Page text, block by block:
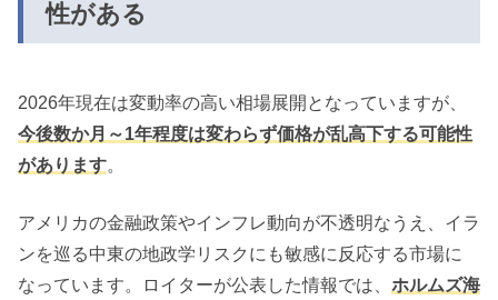
性がある
2026年現在は変動率の高い相場展開となっていますが、
今後数か月～1年程度は変わらず価格が乱高下する可能性
があります。
アメリカの金融政策やインフレ動向が不透明なうえ、イラ
ンを巡る中東の地政学リスクにも敏感に反応する市場に
なっています。ロイターが公表した情報では、 ホルムズ海